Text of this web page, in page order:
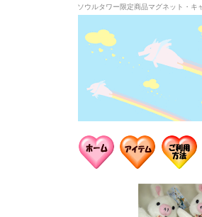
ソウルタワー限定商品マグネット・